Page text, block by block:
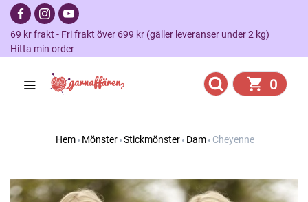
69 kr frakt - Fri frakt över 699 kr (gäller leveranser under 2 kg)
Hitta min order
0
Hem Mönster Stickmönster Dam Cheyenne